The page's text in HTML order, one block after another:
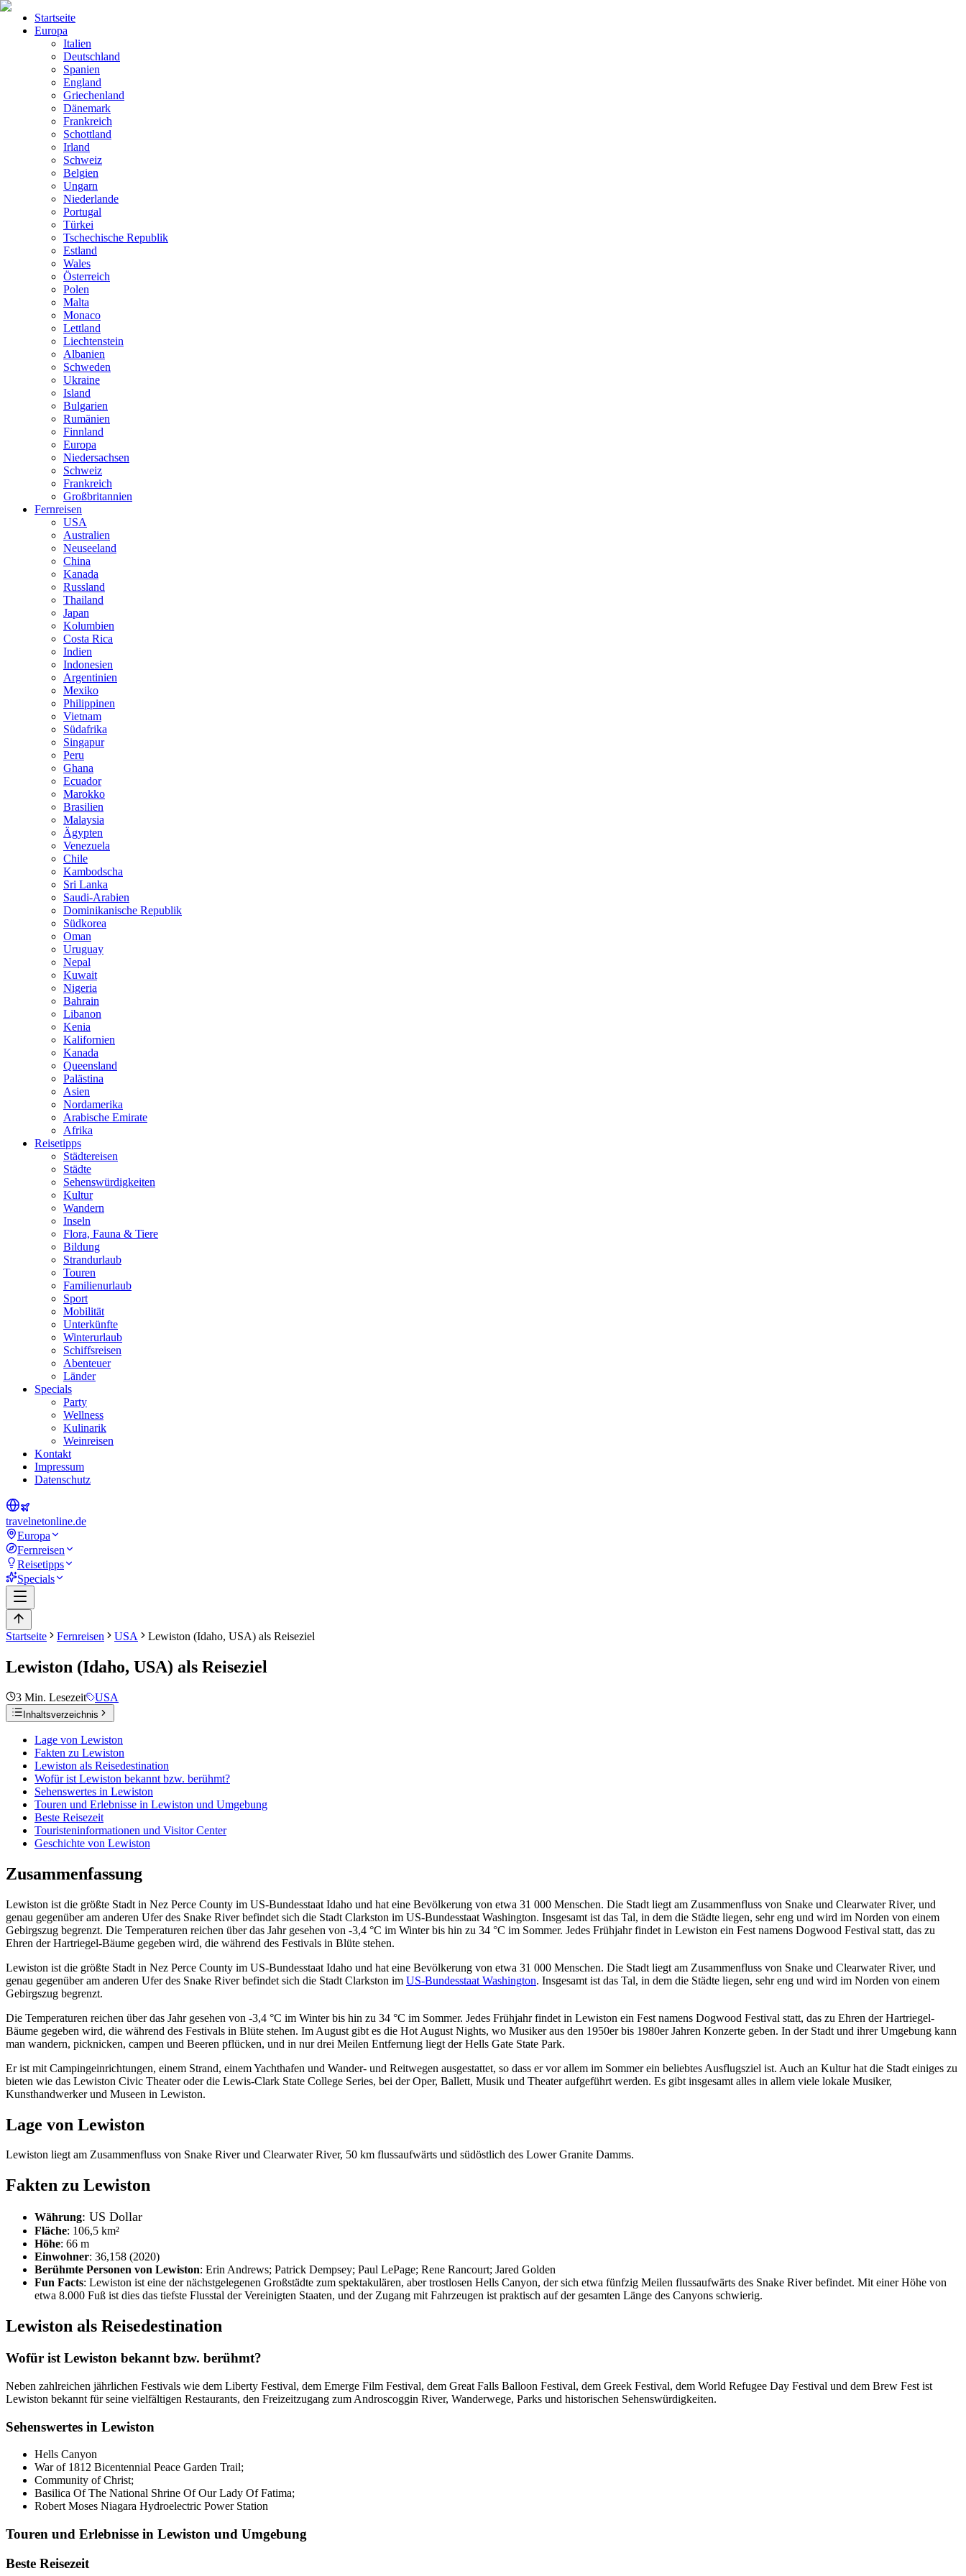
Startseite
Europa
Italien
Deutschland
Spanien
England
Griechenland
Dänemark
Frankreich
Schottland
Irland
Schweiz
Belgien
Ungarn
Niederlande
Portugal
Türkei
Tschechische Republik
Estland
Wales
Österreich
Polen
Malta
Monaco
Lettland
Liechtenstein
Albanien
Schweden
Ukraine
Island
Bulgarien
Rumänien
Finnland
Europa
Niedersachsen
Schweiz
Frankreich
Großbritannien
Fernreisen
USA
Australien
Neuseeland
China
Kanada
Russland
Thailand
Japan
Kolumbien
Costa Rica
Indien
Indonesien
Argentinien
Mexiko
Philippinen
Vietnam
Südafrika
Singapur
Peru
Ghana
Ecuador
Marokko
Brasilien
Malaysia
Ägypten
Venezuela
Chile
Kambodscha
Sri Lanka
Saudi-Arabien
Dominikanische Republik
Südkorea
Oman
Uruguay
Nepal
Kuwait
Nigeria
Bahrain
Libanon
Kenia
Kalifornien
Kanada
Queensland
Palästina
Asien
Nordamerika
Arabische Emirate
Afrika
Reisetipps
Städtereisen
Städte
Sehenswürdigkeiten
Kultur
Wandern
Inseln
Flora, Fauna & Tiere
Bildung
Strandurlaub
Touren
Familienurlaub
Sport
Mobilität
Unterkünfte
Winterurlaub
Schiffsreisen
Abenteuer
Länder
Specials
Party
Wellness
Kulinarik
Weinreisen
Kontakt
Impressum
Datenschutz
travelnetonline.de
Europa
Fernreisen
Reisetipps
Specials
Startseite Fernreisen USA Lewiston (Idaho, USA) als Reiseziel
Lewiston (Idaho, USA) als Reiseziel
3 Min. Lesezeit USA
Inhaltsverzeichnis
Lage von Lewiston
Fakten zu Lewiston
Lewiston als Reisedestination
Wofür ist Lewiston bekannt bzw. berühmt?
Sehenswertes in Lewiston
Touren und Erlebnisse in Lewiston und Umgebung
Beste Reisezeit
Touristeninformationen und Visitor Center
Geschichte von Lewiston
Zusammenfassung
Lewiston ist die größte Stadt in Nez Perce County im US-Bundesstaat Idaho und hat eine Bevölkerung von etwa 31 000 Menschen. Die Stadt liegt am Zusammenfluss von Snake und Clearwater River, und
genau gegenüber am anderen Ufer des Snake River befindet sich die Stadt Clarkston im US-Bundesstaat Washington. Insgesamt ist das Tal, in dem die Städte liegen, sehr eng und wird im Norden von einem
Gebirgszug begrenzt. Die Temperaturen reichen über das Jahr gesehen von -3,4 °C im Winter bis hin zu 34 °C im Sommer. Jedes Frühjahr findet in Lewiston ein Fest namens Dogwood Festival statt, das zu
Ehren der Hartriegel-Bäume gegeben wird, die während des Festivals in Blüte stehen.
Lewiston ist die größte Stadt in Nez Perce County im US-Bundesstaat Idaho und hat eine Bevölkerung von etwa 31 000 Menschen. Die Stadt liegt am Zusammenfluss von Snake und Clearwater River, und
genau gegenüber am anderen Ufer des Snake River befindet sich die Stadt Clarkston im US-Bundesstaat Washington. Insgesamt ist das Tal, in dem die Städte liegen, sehr eng und wird im Norden von einem
Gebirgszug begrenzt.
Die Temperaturen reichen über das Jahr gesehen von -3,4 °C im Winter bis hin zu 34 °C im Sommer. Jedes Frühjahr findet in Lewiston ein Fest namens Dogwood Festival statt, das zu Ehren der Hartriegel-
Bäume gegeben wird, die während des Festivals in Blüte stehen. Im August gibt es die Hot August Nights, wo Musiker aus den 1950er bis 1980er Jahren Konzerte geben. In der Stadt und ihrer Umgebung kann
man wandern, picknicken, campen und Beeren pflücken, und in nur drei Meilen Entfernung liegt der Hells Gate State Park.
Er ist mit Campingeinrichtungen, einem Strand, einem Yachthafen und Wander- und Reitwegen ausgestattet, so dass er vor allem im Sommer ein beliebtes Ausflugsziel ist. Auch an Kultur hat die Stadt einiges zu
bieten wie das Lewiston Civic Theater oder die Lewis-Clark State College Series, bei der Oper, Ballett, Musik und Theater aufgeführt werden. Es gibt insgesamt alles in allem viele lokale Musiker,
Kunsthandwerker und Museen in Lewiston.
Lage von Lewiston
Lewiston liegt am Zusammenfluss von Snake River und Clearwater River, 50 km flussaufwärts und südöstlich des Lower Granite Damms.
Fakten zu Lewiston
Währung: US Dollar
Fläche: 106,5 km²
Höhe: 66 m
Einwohner: 36,158 (2020)
Berühmte Personen von Lewiston: Erin Andrews; Patrick Dempsey; Paul LePage; Rene Rancourt; Jared Golden
Fun Facts: Lewiston ist eine der nächstgelegenen Großstädte zum spektakulären, aber trostlosen Hells Canyon, der sich etwa fünfzig Meilen flussaufwärts des Snake River befindet. Mit einer Höhe von
etwa 8.000 Fuß ist dies das tiefste Flusstal der Vereinigten Staaten, und der Zugang mit Fahrzeugen ist praktisch auf der gesamten Länge des Canyons schwierig.
Lewiston als Reisedestination
Wofür ist Lewiston bekannt bzw. berühmt?
Neben zahlreichen jährlichen Festivals wie dem Liberty Festival, dem Emerge Film Festival, dem Great Falls Balloon Festival, dem Greek Festival, dem World Refugee Day Festival und dem Brew Fest ist
Lewiston bekannt für seine vielfältigen Restaurants, den Freizeitzugang zum Androscoggin River, Wanderwege, Parks und historischen Sehenswürdigkeiten.
Sehenswertes in Lewiston
Hells Canyon
War of 1812 Bicentennial Peace Garden Trail;
Community of Christ;
Basilica Of The National Shrine Of Our Lady Of Fatima;
Robert Moses Niagara Hydroelectric Power Station
Touren und Erlebnisse in Lewiston und Umgebung
Beste Reisezeit